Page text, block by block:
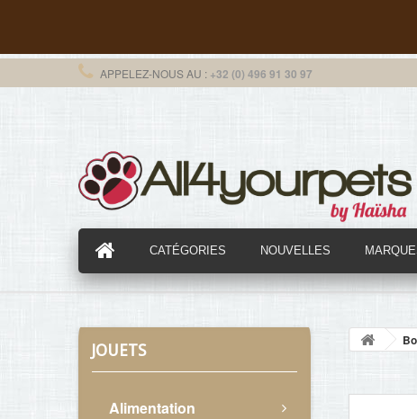
APPELEZ-NOUS AU : +32 (0) 496 91 30 97
CATÉGORIES NOUVELLES
JOUETS
Alimentation